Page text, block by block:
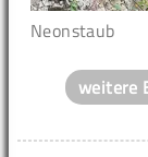
Neonstaub
weitere